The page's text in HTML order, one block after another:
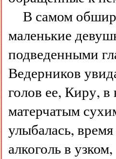
В самом
маленькие
подведенными
Ведерников
голов ее, Киру, в
матерчатым
улыбалась,
алкоголь в